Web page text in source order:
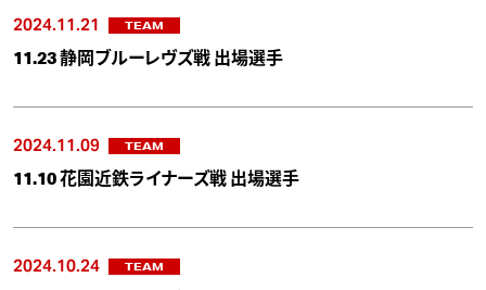
2024.11.21 TEAM
11.23 静岡ブルーレヴズ戦 出場選手
2024.11.09 TEAM
11.10 花園近鉄ライナーズ戦 出場選手
2024.10.24 TEAM